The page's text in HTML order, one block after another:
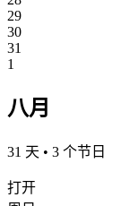
29
30
31
1
八月
31 天 • 3 个节日
打开